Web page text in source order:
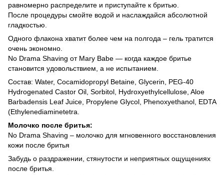
равномерно распределите и приступайте к бритью.
После процедуры смойте водой и наслаждайся абсолютной
гладкостью.
Одного флакона хватит более чем на полгода – гель тратится
очень экономно.
No Drama Shaving от Mary Babe — когда каждое бритье
становится удовольствием, а не испытанием.
Состав: Water, Cocamidopropyl Betaine, Glycerin, PEG-40
Hydrogenated Castor Oil, Sorbitol, Hydroxyethylcellulose, Aloe
Barbadensis Leaf Juice, Propylene Glycol, Phenoxyethanol, EDTA
(Ethylenediaminetetra.
Молочко после бритья:
No Drama Shaving – молочко для мгновенного восстановления
кожи после бритья
Забудь о раздражении, стянутости и неприятных ощущениях
после бритья.